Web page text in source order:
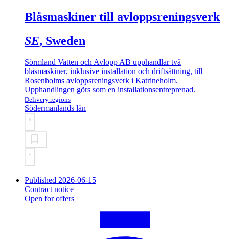
Blåsmaskiner till avloppsreningsverk
SE, Sweden
Sörmland Vatten och Avlopp AB upphandlar två
blåsmaskiner, inklusive installation och driftsättning, till
Rosenholms avloppsreningsverk i Katrineholm.
Upphandlingen görs som en installationsentreprenad.
Delivery regions
Södermanlands län
Published 2026-06-15
Contract notice
Open for offers